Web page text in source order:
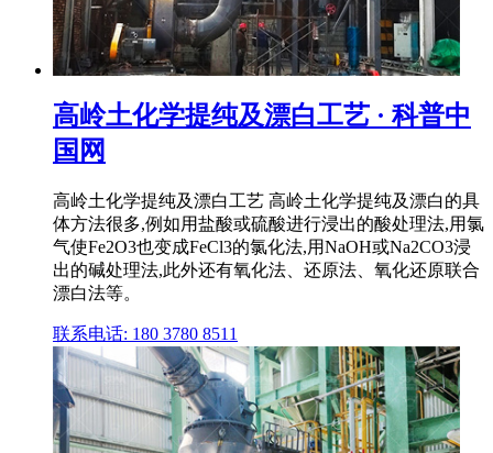
高岭土化学提纯及漂白工艺 · 科普中
国网
高岭土化学提纯及漂白工艺 高岭土化学提纯及漂白的具
体方法很多,例如用盐酸或硫酸进行浸出的酸处理法,用氯
气使Fe2O3也变成FeCl3的氯化法,用NaOH或Na2CO3浸
出的碱处理法,此外还有氧化法、还原法、氧化还原联合
漂白法等。
联系电话: 180 3780 8511